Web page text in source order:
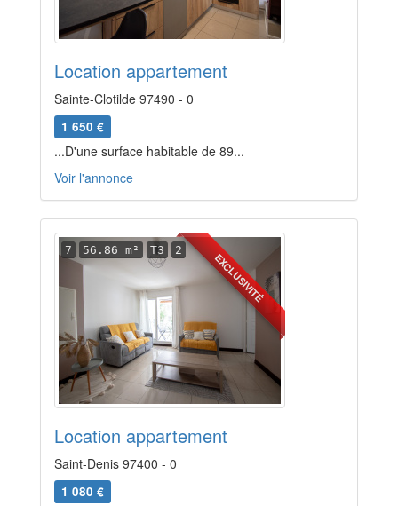
Location appartement
Sainte-Clotilde 97490 - 0
1 650 €
...D'une surface habitable de 89...
Voir l'annonce
EXCLUSIVITÉ
7 56.86 m² T3 2
Location appartement
Saint-Denis 97400 - 0
1 080 €